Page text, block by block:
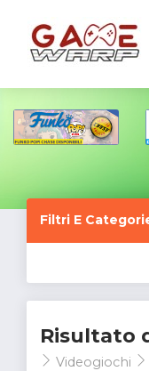
Filtri E
Risultato
Videogiochi